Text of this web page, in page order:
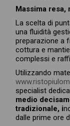
Massima
La scelta di
una fluidità
preparazione a
cottura e
complessi e
Utilizzando
specialist
medio
tradizionale, i
dalle prime ore